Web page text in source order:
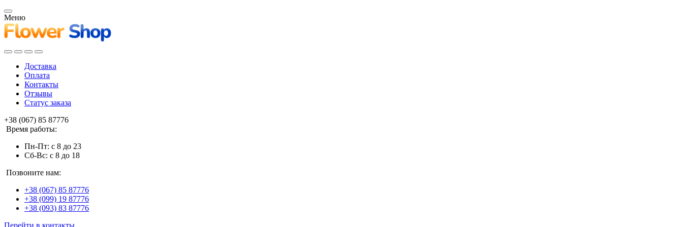
Меню
Доставка
Оплата
Контакты
Отзывы
Статус заказа
+38 (067) 85 87776
Время работы:
Пн-Пт: с 8 до 23
Сб-Вс: с 8 до 18
Позвоните нам:
+38 (067) 85 87776
+38 (099) 19 87776
+38 (093) 83 87776
Перейти в контакты